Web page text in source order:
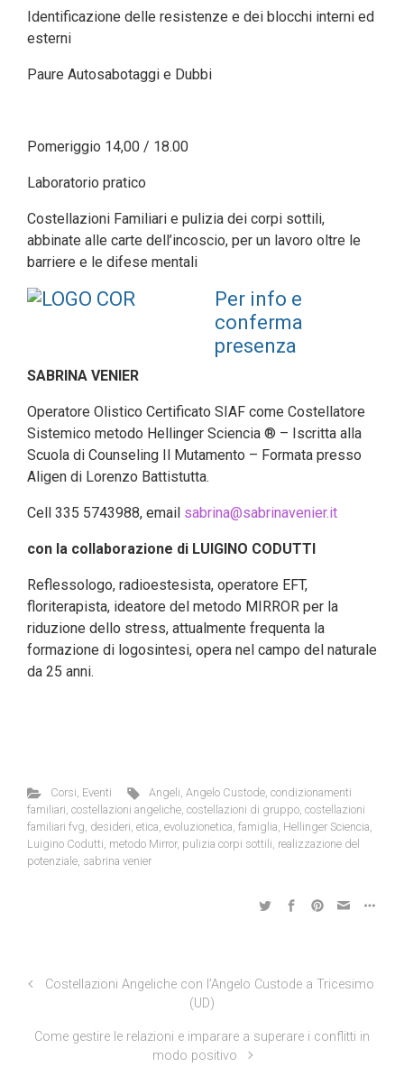
Identificazione delle resistenze e dei blocchi interni ed
esterni
Paure Autosabotaggi e Dubbi
Pomeriggio 14,00 / 18.00
Laboratorio pratico
Costellazioni Familiari e pulizia dei corpi sottili,
abbinate alle carte dell’incoscio, per un lavoro oltre le
barriere e le difese mentali
Per info e
conferma
presenza
SABRINA VENIER
Operatore Olistico Certificato SIAF come Costellatore
Sistemico metodo Hellinger Sciencia ® – Iscritta alla
Scuola di Counseling Il Mutamento – Formata presso
Aligen di Lorenzo Battistutta.
Cell 335 5743988, email sabrina@sabrinavenier.it
con la collaborazione di LUIGINO CODUTTI
Reflessologo, radioestesista, operatore EFT,
floriterapista, ideatore del metodo MIRROR per la
riduzione dello stress, attualmente frequenta la
formazione di logosintesi, opera nel campo del naturale
da 25 anni.
Corsi, Eventi Angeli,Angelo Custode,condizionamenti
familiari, costellazioni angeliche, costellazioni di gruppo, costellazioni
familiari fvg, desideri, etica, evoluzionetica, famiglia, Hellinger Sciencia,
Luigino Codutti, metodo Mirror, pulizia corpi sottili, realizzazione del
potenziale, sabrina venier
Costellazioni Angeliche con l’Angelo Custode a Tricesimo
(UD)
Come gestire le relazioni e imparare a superare i conflitti in
modo positivo